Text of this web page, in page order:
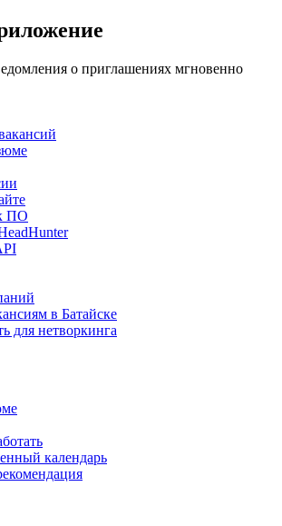
о приглашениях мгновенно
ПО
в Батайске
для нетворкинга
календарь